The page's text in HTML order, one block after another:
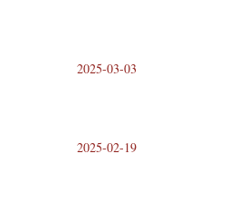
2025-03-03
2025-02-19